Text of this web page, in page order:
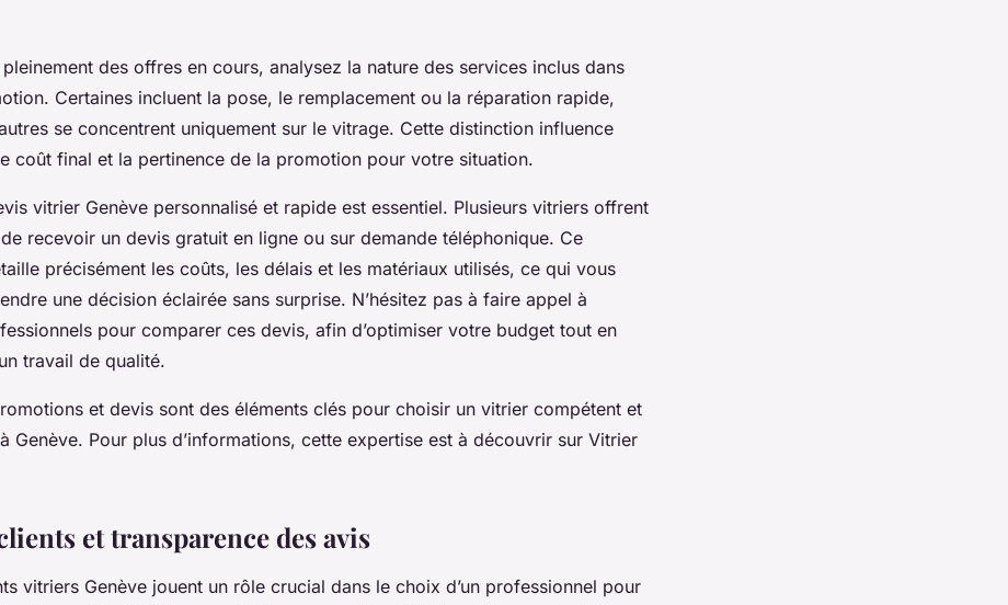
des offres en cours, analysez la nature des services inclus dans
Certaines incluent la pose, le remplacement ou la réparation rapide,
se concentrent uniquement sur le vitrage. Cette distinction influence
coût final et la pertinence de la promotion pour votre situation.
vitrier Genève personnalisé et rapide est essentiel. Plusieurs vitriers offrent
recevoir un devis gratuit en ligne ou sur demande téléphonique. Ce
précisément les coûts, les délais et les matériaux utilisés, ce qui vous
une décision éclairée sans surprise. N’hésitez pas à faire appel à
pour comparer ces devis, afin d’optimiser votre budget tout en
travail de qualité.
et devis sont des éléments clés pour choisir un vitrier compétent et
Genève. Pour plus d’informations, cette expertise est à découvrir sur Vitrier
et transparence des avis
vitriers Genève jouent un rôle crucial dans le choix d’un professionnel pour